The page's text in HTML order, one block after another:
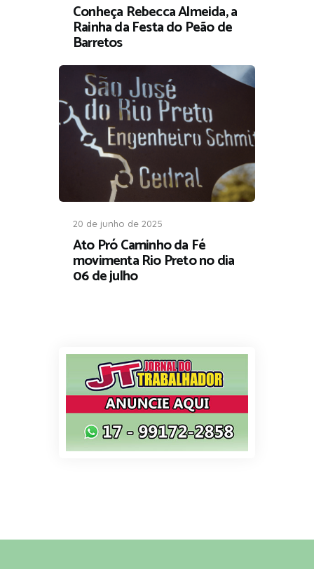
Conheça Rebecca Almeida, a
Rainha da Festa do Peão de
Barretos
20 de junho de 2025
Ato Pró Caminho da Fé
movimenta Rio Preto no dia
06 de julho